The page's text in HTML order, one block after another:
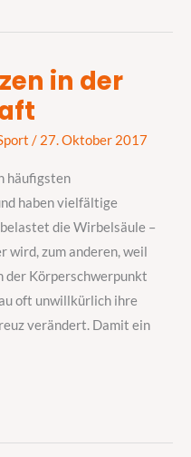
in der
/ 27. Oktober 2017
häufigsten
haben vielfältige
die Wirbelsäule –
wird, zum anderen, weil
der Körperschwerpunkt
oft unwillkürlich ihre
verändert. Damit ein